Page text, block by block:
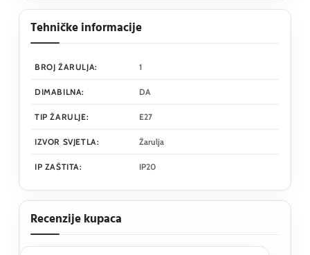
Tehničke informacije
BROJ ŽARULJA: 1
DIMABILNA: DA
TIP ŽARULJE: E27
IZVOR SVJETLA: Žarulja
IP ZAŠTITA: IP20
Recenzije kupaca